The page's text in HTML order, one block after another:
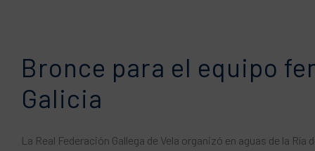
Bronce para el equipo
Galicia
La Real Federación Gallega de Vela organizó en aguas de la